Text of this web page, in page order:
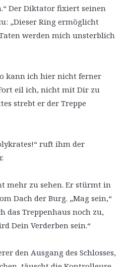
Der Diktator fixiert seinen
„Dieser Ring ermöglicht
werden mich unsterblich
kann ich hier nicht ferner
eil ich, nicht mit Dir zu
strebt er der Treppe
ruft ihm der
mehr zu sehen. Er stürmt in
Dach der Burg. „Mag sein,“
das Treppenhaus noch zu,
Dein Verderben sein.“
den Ausgang des Schlosses,